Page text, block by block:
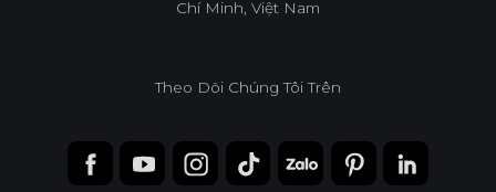
Chí Minh, Việt Nam
Theo Dõi Chúng Tôi Trên